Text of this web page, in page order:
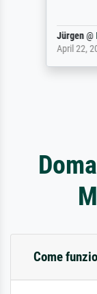
Jürgen@
April 22,
Come